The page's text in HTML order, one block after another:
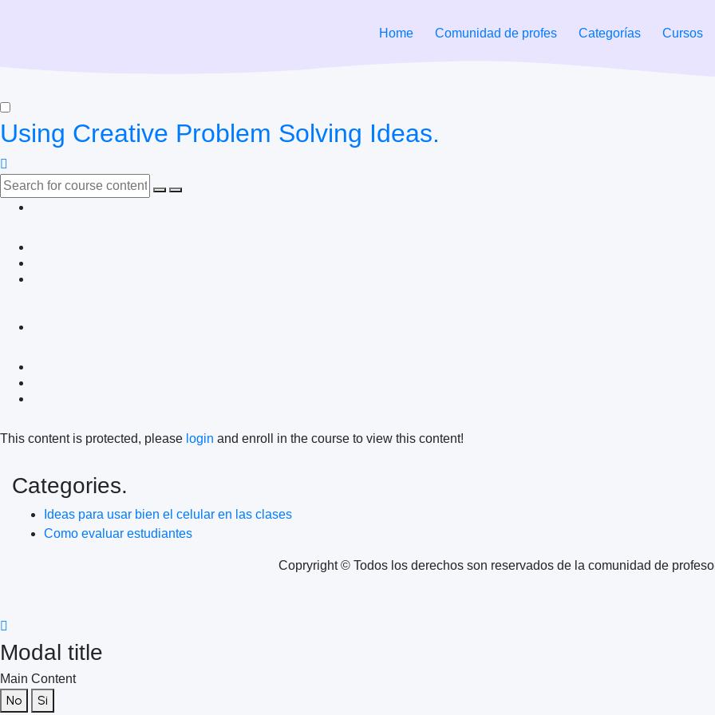
Home Comunidad de profes Categorías Cursos
Using Creative Problem Solving Ideas.
This content is protected, please login and enroll in the course to view this content!
Categories.
Ideas para usar bien el celular en las clases
Como evaluar estudiantes
Copryright © Todos los derechos son reservados de la comunidad de
Modal title
Main Content
No Si